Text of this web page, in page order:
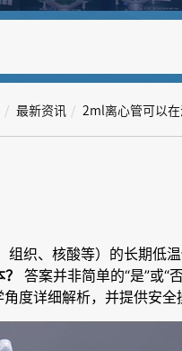
最新资讯 2ml离心管可以在
织、核酸等）的长期低
答案并非简单的“是”或“
度详细解析，并提供安全